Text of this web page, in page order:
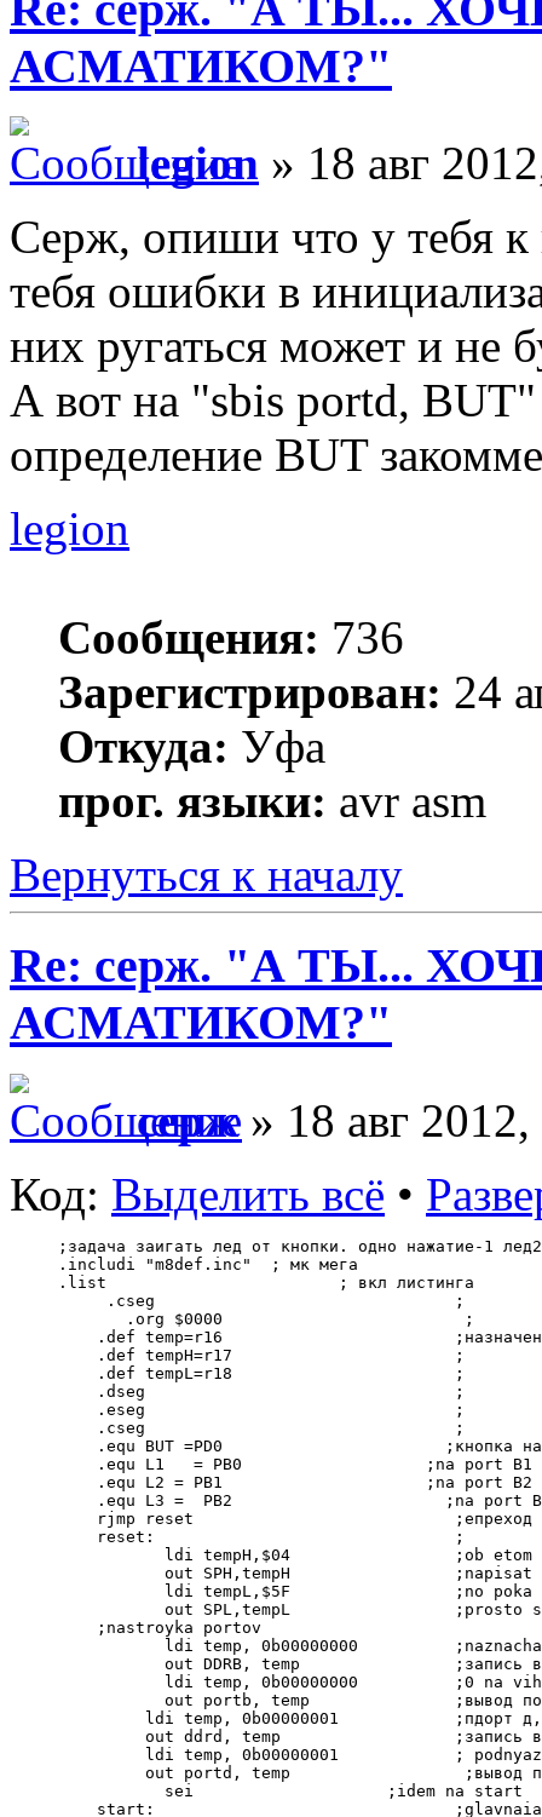
АСМАТИКОМ?"
legion » 18 авг
Серж, опиши что у тебя
тебя ошибки в
них ругаться может и не
А вот на "sbis portd, BUT"
определение BUT
legion
Сообщения: 736
Зарегистрирован: 24
Откуда: Уфа
прог. языки: avr asm
Вернуться к началу
Re: серж. "А ТЫ...
АСМАТИКОМ?"
серж» 18 авг
Код: Выделить всё •
;задача заигать лед от кнопки. одно нажатие-1
.includi "m8def.inc"  ; мк мега
.list                        ; вкл листинга
.cseg                               ;
.org $0000                         ;
.def temp=r16
.def tempH=r17                       ;
.def tempL=r18                       ;
.dseg                                ;
.eseg                                ;
.cseg                                ;
.equ BUT =PD0                       ;кнопка на
.equ L1   = PB0                   ;na port B1
.equ L2 = PB1                     ;na port B2
.equ L3 =  PB2                      ;na port B3
rjmp reset                           ;епреход к
reset:                               ;
ldi tempH,$04                 ;ob etom v
out SPH,tempH                 ;napisat
ldi tempL,$5F                 ;no poka
out SPL,tempL                 ;prosto
;nastroyka portov
ldi temp, 0b00000000
out DDRB, temp                ;запись в
ldi temp, 0b00000000          ;0 na
out portb, temp               ;вывод
ldi temp, 0b00000001            ;пдорт д,
out ddrd, temp                  ;запись в
ldi temp, 0b00000001            ;
out portd, temp                  ;вывод
sei                    ;idem na start
start:                               ;glavnaia